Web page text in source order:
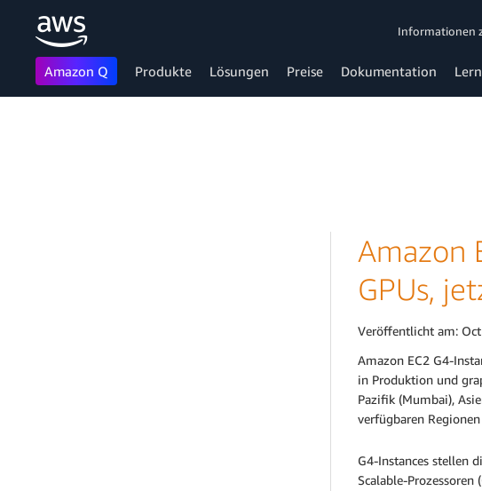
Informationen
Amazon Q Produkte Lösungen Preise Dokumentation
Amazon
GPUs,
Veröffentlicht am:
Amazon EC2 G4-
in Produktion und
Pazifik (Mumbai),
verfügbaren
G4-Instances stellen
Scalable-